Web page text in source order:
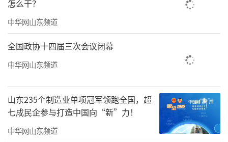
中和、提升生态系统质量三个方面，进行深化
部署。例如，大力发展核能、风能、光能等零
碳能源，加快发展新型储能，有序推进源网荷
储一体化；实施核动未来、氢进万家等科技示
态保护修复工程等。
此外，在拓展区域协调发展上，《意见》
要求，深度对接京津冀、长三角，加强与粤港
怎么干？
中华网山东频道
全国政协十四届三次会议闭幕
中华网山东频道
山东235个制造业单项冠军领跑全国，超
七成民企参与打造中国向“新”力！
中华网山东频道